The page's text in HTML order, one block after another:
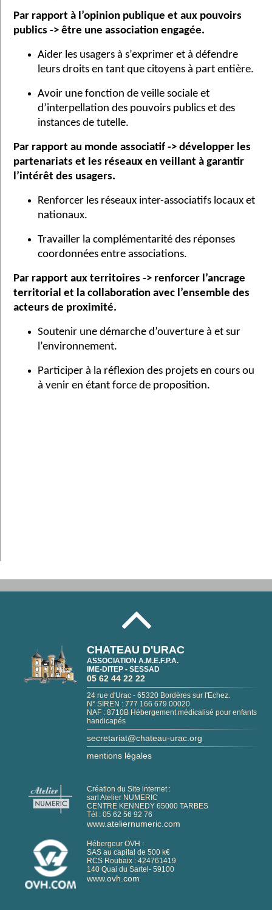
Par rapport à l’opinion publique et aux pouvoirs
publics -> être une association engagée.
Aider les usagers à s’exprimer et à défendre
leurs droits en tant que citoyens à part entière.
Avoir une fonction de veille sociale et
d’interpellation des pouvoirs publics et des
instances de tutelle.
Par rapport au monde associatif -> développer les
partenariats et les réseaux en veillant à garantir
l’intérêt des usagers.
Renforcer les réseaux inter-associatifs locaux et
nationaux.
Travailler la complémentarité des réponses
coordonnées entre associations.
Par rapport aux territoires -> renforcer l’ancrage
territorial et la collaboration avec l’ensemble des
acteurs de proximité.
Soutenir une démarche d’ouverture à et sur
l’environnement.
Participer à la réflexion des projets en cours ou
à venir en étant force de proposition.
CHATEAU D'URAC
ASSOCIATION A.M.E.F.P.A.
IME-DITEP - SESSAD
05 62 44 22 22
24 rue d'Urac - 65320 Bordères sur l'Echez.
N° SIREN : 777 166 679 00020
NAF : 8710B Hébergement médicalisé pour enfants
handicapés
secretariat@chateau-urac.org
mentions légales
Création du Site internet :
sarl Atelier NUMERIC
CENTRE KENNEDY 65000 TARBES
Tél : 05 62 56 92 76
www.ateliernumeric.com
Hébergeur OVH :
SAS au capital de 500 k€
RCS Roubaix : 424761419
140 Quai du Sartel- 59100
www.ovh.com